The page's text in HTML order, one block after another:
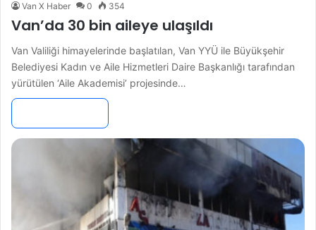
Van X Haber 0 354
Van’da 30 bin aileye ulaşıldı
Van Valiliği himayelerinde başlatılan, Van YYÜ ile Büyükşehir
Belediyesi Kadın ve Aile Hizmetleri Daire Başkanlığı tarafından
yürütülen ‘Aile Akademisi’ projesinde…